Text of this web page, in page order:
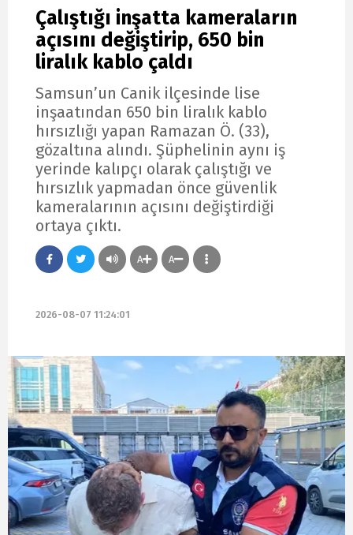
Çalıştığı inşatta kameraların
açısını değiştirip, 650 bin
liralık kablo çaldı
Samsun’un Canik ilçesinde lise
inşaatından 650 bin liralık kablo
hırsızlığı yapan Ramazan Ö. (33),
gözaltına alındı. Şüphelinin aynı iş
yerinde kalıpçı olarak çalıştığı ve
hırsızlık yapmadan önce güvenlik
kameralarının açısını değiştirdiği
ortaya çıktı.
A A
2026-08-07 11:24:01